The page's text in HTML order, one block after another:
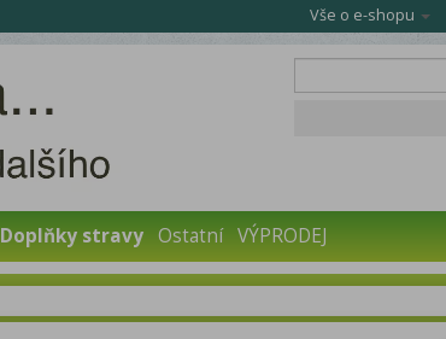
Vše o e-shopu
Doplňky stravy Ostatní VÝPRODEJ